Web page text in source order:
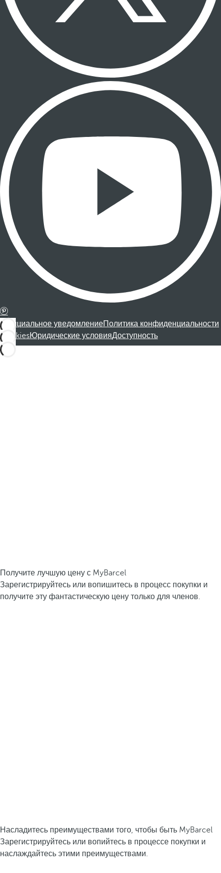
Официальное уведомлениеПолитика конфиденциальности
CookiesЮридические условияДоступность
Получите лучшую цену с MyBarcel
Зарегистрируйтесь или вопишитесь в процесс покупки и
получите эту фантастическую цену только для членов.
Насладитесь преимуществами того, чтобы быть MyBarcel
Зарегистрируйтесь или вопийтесь в процессе покупки и
наслаждайтесь этими преимуществами.